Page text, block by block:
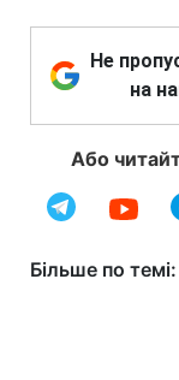
Не
на
Або
Більше по темі: